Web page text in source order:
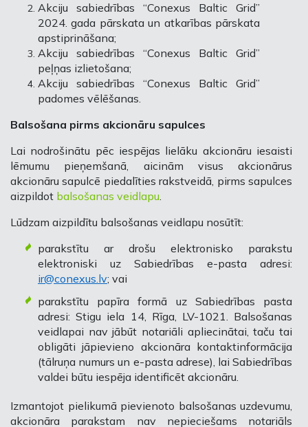
Akciju sabiedrības “Conexus Baltic Grid”
2024. gada pārskata un atkarības pārskata
apstiprināšana;
Akciju sabiedrības “Conexus Baltic Grid”
peļņas izlietošana;
Akciju sabiedrības “Conexus Baltic Grid”
padomes vēlēšanas.
Balsošana pirms akcionāru sapulces
Lai nodrošinātu pēc iespējas lielāku akcionāru iesaisti
lēmumu pieņemšanā, aicinām visus akcionārus
akcionāru sapulcē piedalīties rakstveidā, pirms sapulces
aizpildot balsošanas veidlapu.
Lūdzam aizpildītu balsošanas veidlapu nosūtīt:
parakstītu ar drošu elektronisko parakstu
elektroniski uz Sabiedrības e-pasta adresi:
ir@conexus.lv; vai
parakstītu papīra formā uz Sabiedrības pasta
adresi:Stigu iela 14, Rīga, LV-1021
. Balsošanas
veidlapai nav jābūt notariāli apliecinātai, taču tai
obligāti jāpievieno akcionāra kontaktinformācija
(tālruņa numurs un e-pasta adrese), lai Sabiedrības
valdei būtu iespēja identificēt akcionāru.
Izmantojot pielikumā pievienoto balsošanas uzdevumu,
akcionāra parakstam nav nepieciešams notariāls